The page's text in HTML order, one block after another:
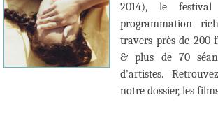
2014), le
programmation
travers près de 200
& plus de 70
d’artistes.
notre dossier, les